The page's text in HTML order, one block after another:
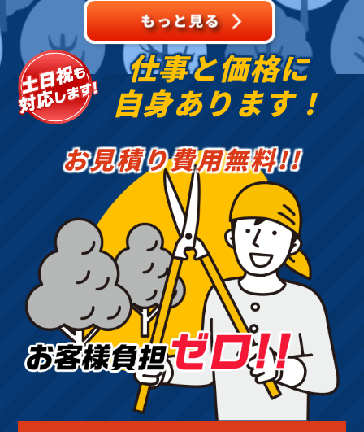
仕事と価格に
自身あります！
お見積り費用無料!!